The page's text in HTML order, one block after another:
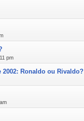
pm
Ronaldo ou Rivaldo?